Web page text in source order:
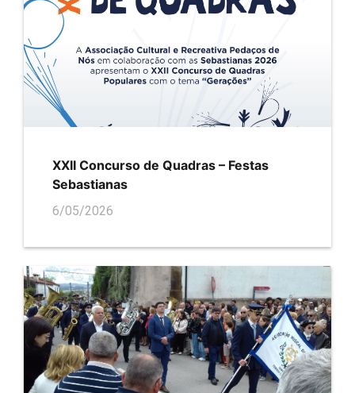
XXII Concurso de Quadras – Festas
Sebastianas
6/05/2026